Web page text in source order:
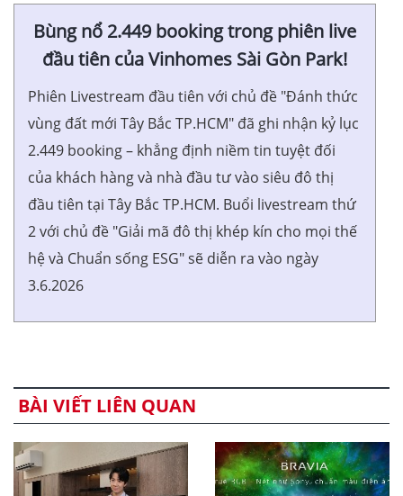
Bùng nổ 2.449 booking trong phiên live
đầu tiên của Vinhomes Sài Gòn Park!
Phiên Livestream đầu tiên với chủ đề "Đánh thức
vùng đất mới Tây Bắc TP.HCM" đã ghi nhận kỷ lục
2.449 booking – khẳng định niềm tin tuyệt đối
của khách hàng và nhà đầu tư vào siêu đô thị
đầu tiên tại Tây Bắc TP.HCM. Buổi livestream thứ
2 với chủ đề "Giải mã đô thị khép kín cho mọi thế
hệ và Chuẩn sống ESG" sẽ diễn ra vào ngày
3.6.2026
BÀI VIẾT LIÊN QUAN